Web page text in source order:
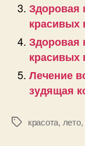
Здоровая
красивых
Здоровая
красивых
Лечение
зудящая
Позначки
красота, лето,